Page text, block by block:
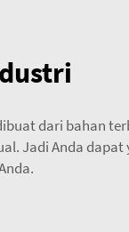
dari bahan
Jadi Anda